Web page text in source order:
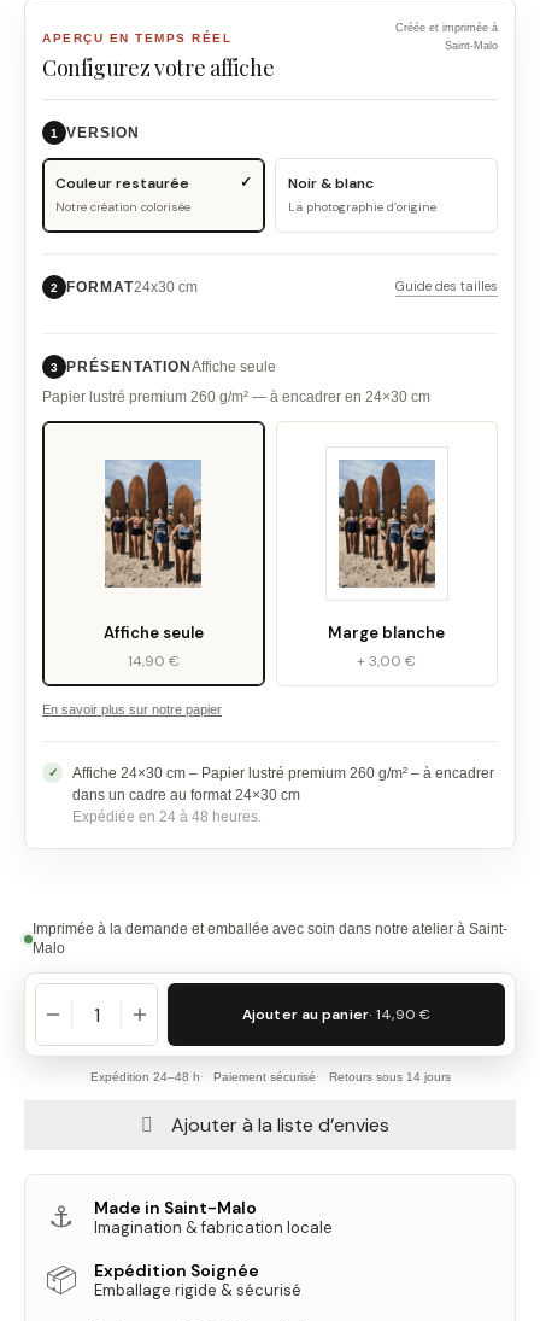
APERÇU EN TEMPS RÉEL
Configurez votre affiche
Créée et imprimée à
Saint-Malo
1 VERSION
Couleur restaurée
Notre création colorisée
Noir & blanc
La photographie d’origine
2 FORMAT24x30 cm Guide des tailles
3 PRÉSENTATION Affiche seule
Papier lustré premium 260 g/m² — à encadrer en 24×30 cm
Affiche seule
14,90 €
Marge blanche
+ 3,00 €
En savoir plus sur notre papier
Affiche 24×30 cm – Papier lustré premium 260 g/m² – à encadrer
dans un cadre au format 24×30 cm
Expédiée en 24 à 48 heures.
Imprimée à la demande et emballée avec soin dans notre atelier à Saint-
Malo
Ajouter au panier· 14,90 €
Expédition 24–48 h Paiement sécurisé Retours sous 14 jours
Ajouter à la liste d’envies
⚓ Made in Saint-Malo
Imagination & fabrication locale
📦 Expédition Soignée
Emballage rigide & sécurisé